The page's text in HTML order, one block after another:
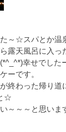
～☆スパとか温
露天風呂に入っ
幸せでした
ーです。
終わった帰り道
☆
～～～と思い